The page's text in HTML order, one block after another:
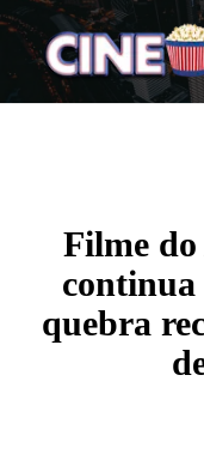
Filme do
continua
quebra